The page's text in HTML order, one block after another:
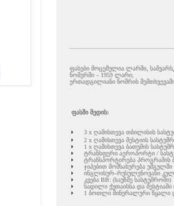
ფასები მოცემულია ლარში,
ნომერში – 1959 ლარი;
ერთადგილიანი ნომრის
ფასში შედის:
3 x ღამისთევა თბილისის
2 x ღამისთევა მესტიის
1 x ღამისთევა ბათუმის
ტრანსფერი აეროპორტი /
ტრანსპორტირება პროგრამის
ჯიპებით მომსახურება უშგულში
ინგლისურ–რუსულენოვანი
კვება BB: (საუზმე სასტუმროში)
სადილი ქუთაისსა და
1 ბოთლი მინერალური წყალი